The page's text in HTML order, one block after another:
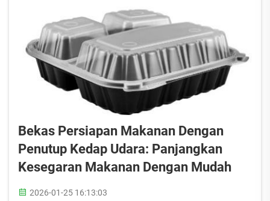
Bekas Persiapan Makanan Dengan
Penutup Kedap Udara: Panjangkan
Kesegaran Makanan Dengan Mudah
2026-01-25 16:13:03